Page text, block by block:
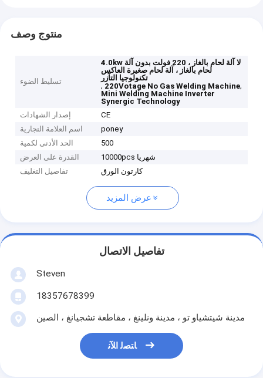
منتوج وصف
تسليط الضوء
4.0kw لا آلة لحام بالغاز ، 220 فولت بدون آلة
لحام بالغاز ، آلة لحام صغيرة العاكس
تكنولوجيا التآزر
, 220Votage No Gas Welding Machine,
Mini Welding Machine Inverter
Synergic Technology
إصدار الشهادات
CE
اسم العلامة التجارية
poney
الحد الأدنى لكمية
500
القدرة على العرض
10000pcs شهريا
تفاصيل التغليف
كارتون الورق
عرض المزيد
تفاصيل الاتصال
Steven
18357678399
مدينة شيتشياو تو ، مدينة ونلينغ ، مقاطعة تشجيانغ ، الصين
ﺎﺘﺼﻟ ﺍﻶﻧ